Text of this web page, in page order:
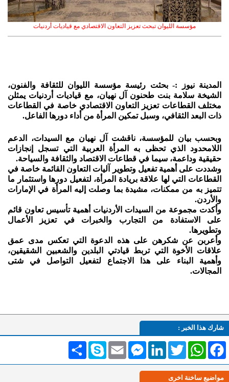
مؤسسة الليوان تبحث تعزيز التعاون الاقتصادي مع قياديات أردنيات
المدينة نيوز :- بحثت رئيسة مؤسسة الليوان للثقافة والفنون،
الشيخة سلامة بنت طحنون آل نهيان، مع قياديات أردنيات يمثلن
مختلف القطاعات تعزيز التعاون الاقتصادي خاصة في القطاعات
ذات البعد الثقافي، وسبل تمكين المرأة من أداء دورها الفاعل.
وبحسب بيان للمؤسسة، ناقشت آل نهيان مع السيدات، الدعم
اللامحدود الذي تحظى به المرأة العربية التي تسجل إنجازات
حقيقية وداعمة، سيما في قطاعات الاقتصاد والثقافة والسياحة.
وشددت على أهمية تفعيل وتطوير آليات التعاون القائمة خاصة في
القطاعات التي لها علاقة بريادة المرأة، لتفعيل دورها واستثمار ما
تتميز به من ممكنات، مشيدة بما وصلت إليه المرأة في الإمارات
والأردن.
وأكدت مجموعة من السيدات الأردنيات أهمية تأسيس تعاون قائم
على الاستفادة من التجارب والخبرات في تعزيز الأعمال
وتطويرها.
وأعربن عن شكرهن على هذه الدعوة التي تعكس مدى عمق
علاقات الأخوة التي تربط قيادتي البلدين والشعبين الشقيقين،
وأهمية البناء على هذا الاجتماع لتفعيل التواصل في شتى
المجالات.
شارك هذا الخبر :
انشر Skype Email
MessengerLinkedInTwitterWhatsAppFacebook
مواضيع ساخنة اخرى